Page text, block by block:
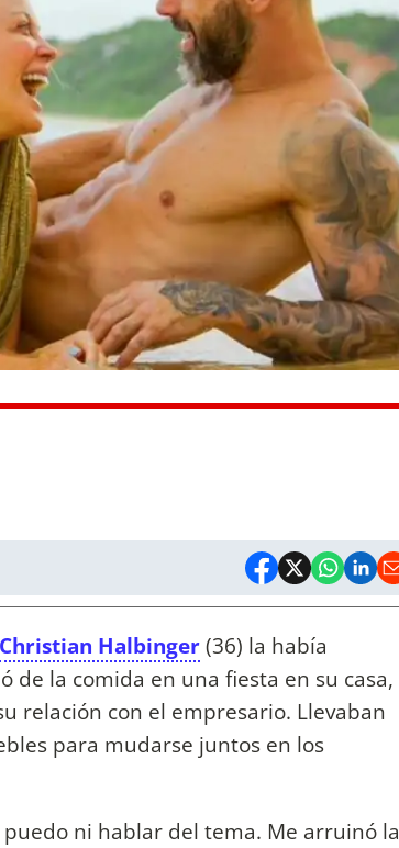
Christian Halbinger(36) la había
de la comida en una fiesta en su casa,
relación con el empresario. Llevaban
para mudarse juntos en los
ni hablar del tema. Me arruinó la